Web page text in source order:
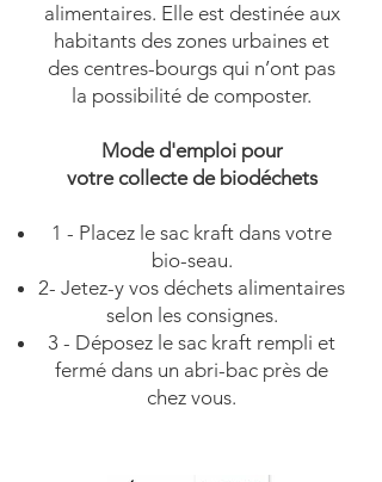
alimentaires. Elle est destinée aux
habitants des zones urbaines et
des centres-bourgs qui n’ont pas
la possibilité de composter.
Mode d'emploi pour
votre collecte de biodéchets
1 - Placez le sac kraft dans votre
bio-seau.
2- Jetez-y vos déchets alimentaires
selon les consignes.
3 - Déposez le sac kraft rempli et
fermé dans un abri-bac près de
chez vous.